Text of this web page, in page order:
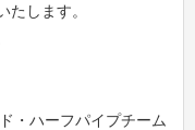
たします。
・ ハーフパイプチーム